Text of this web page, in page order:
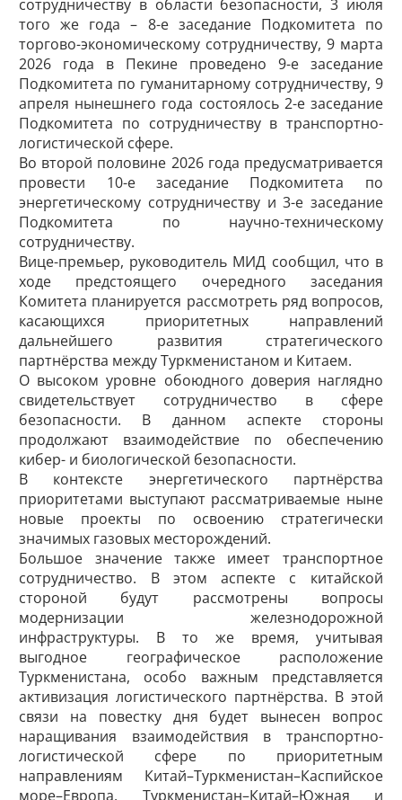
сотрудничеству в области безопасности, 3 июля
того же года – 8-е заседание Подкомитета по
торгово-экономическому сотрудничеству, 9 марта
2026 года в Пекине проведено 9-е заседание
Подкомитета по гуманитарному сотрудничеству, 9
апреля нынешнего года состоялось 2-е заседание
Подкомитета по сотрудничеству в тран­с­портно-
логистической сфере.
Во второй половине 2026 года предусматривается
провести 10-е заседание Подкомитета по
энергетическому сотрудничеству и 3-е заседание
Подкомитета по научно-техническому
сотрудничеству.
Вице-премьер, руководитель МИД сообщил, что в
ходе предстоящего очередного заседания
Комитета планируется рассмотреть ряд вопросов,
касающихся приоритетных направлений
дальнейшего развития стратегического
партнёрства между Туркменистаном и Китаем.
О высоком уровне обоюдного доверия наглядно
свидетельствует сотрудничество в сфере
безопасности. В данном аспекте стороны
продолжают взаимодействие по обеспечению
кибер- и биологической безопасности.
В контексте энергетического партнёрства
приоритетами выступают рассматриваемые ныне
новые проекты по освоению стратегически
значимых газовых месторождений.
Большое значение также имеет тран­с­портное
сотрудничество. В этом аспекте с китайской
стороной будут рассмотрены вопросы
модернизации железнодорожной
инфраструктуры. В то же время, учитывая
выгодное географическое расположение
Туркменистана, особо важным представляется
активизация логистического партнёрства. В этой
связи на повестку дня будет вынесен вопрос
наращивания взаимодействия в транспортно-
логистической сфере по приоритетным
направлениям Китай–Туркменистан–Каспийское
море–Европа, Туркменистан–Китай–Южная и